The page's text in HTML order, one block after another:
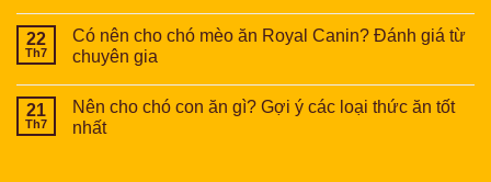
22
Th7
Có nên cho chó mèo ăn Royal Canin? Đánh giá từ
chuyên gia
21
Th7
Nên cho chó con ăn gì? Gợi ý các loại thức ăn tốt
nhất